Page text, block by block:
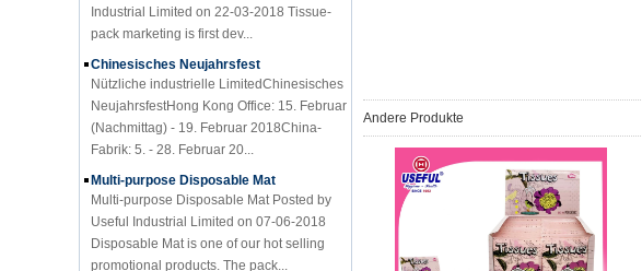
pack marketing is first dev...
Chinesisches Neujahrsfest
Nützliche industrielle LimitedChinesisches
NeujahrsfestHong Kong Office: 15. Februar
(Nachmittag) - 19. Februar 2018China-
Fabrik: 5. - 28. Februar 20...
Multi-purpose Disposable Mat
Multi-purpose Disposable Mat Posted by
Useful Industrial Limited on 07-06-2018
Disposable Mat is one of our hot selling
promotional products. The pack...
Andere Produkte